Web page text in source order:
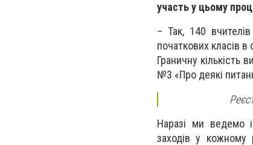
участь у цьому
– Так, 140 вчителів
початкових класів
Граничну кількість
№3 «Про деякі
Наразі ми ведемо
заходів у кожному